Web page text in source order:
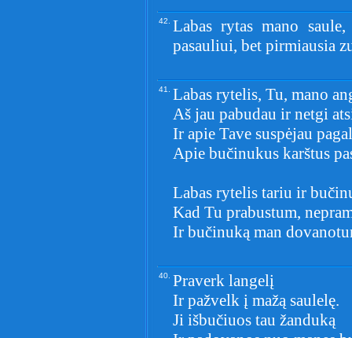
42. Labas rytas mano
pasauliui, bet pirmiausia
41. Labas rytelis, Tu, mano
Aš jau pabudau ir netgi
Ir apie Tave suspėjau
Apie bučinukus karštus
Labas rytelis tariu ir
Kad Tu prabustum,
Ir bučinuką man
40. Praverk langelį
Ir pažvelk į mažą saulelę.
Ji išbučiuos tau žanduką